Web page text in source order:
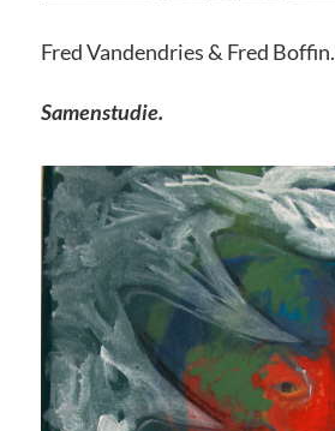
Fred Vandendries & Fred Boffin.
Samenstudie.